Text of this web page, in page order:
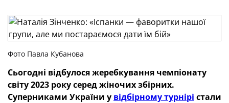
Фото Павла Кубанова
Сьогодні відбулося жеребкування чемпіонату
світу 2023 року серед жіночих збірних.
Суперниками України у відбірному турнірі стали